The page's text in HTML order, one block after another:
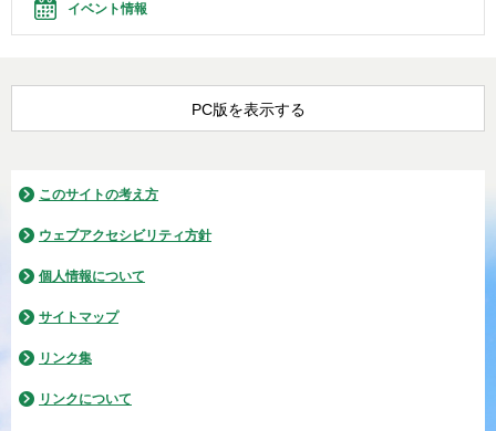
イベント情報
PC版を表示する
このサイトの考え方
ウェブアクセシビリティ方針
個人情報について
サイトマップ
リンク集
リンクについて